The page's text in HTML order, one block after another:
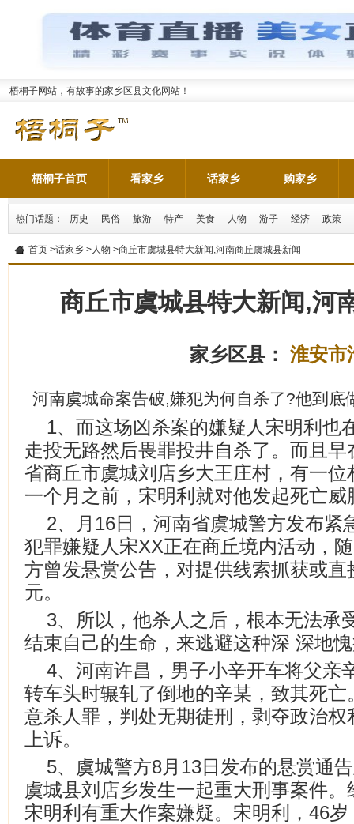
梧桐子网站，有故事的家乡区县文化网站！
梧桐子首页 看家乡 话家乡 购家乡
热门话题： 历史 民俗 旅游 特产 美食 人物 游子 经济 政策
首页 >话家乡 >人物 >商丘市虞城县特大新闻,河南商丘虞城县新闻
商丘市虞城县特大新闻,河
家乡区县： 淮安市
河南虞城命案告破,嫌犯为何自杀了?他到底
1、而这场凶杀案的嫌疑人宋明利也
走投无路然后畏罪投井自杀了。而且
省商丘市虞城刘店乡大王庄村，有一
一个月之前，宋明利就对他发起死亡威
2、月16日，河南省虞城警方发布紧
犯罪嫌疑人宋XX正在商丘境内活动，
方曾发悬赏公告，对提供线索抓获或
元。
3、所以，他杀人之后，根本无法承
结束自己的生命，来逃避这种深 深地
4、河南许昌，男子小辛开车将父亲
转车头时辗轧了倒地的辛某，致其死
意杀人罪，判处无期徒刑，剥夺政治
上诉。
5、虞城警方8月13日发布的悬赏通
虞城县刘店乡发生一起重大刑事案件
宋明利有重大作案嫌疑。宋明利，46